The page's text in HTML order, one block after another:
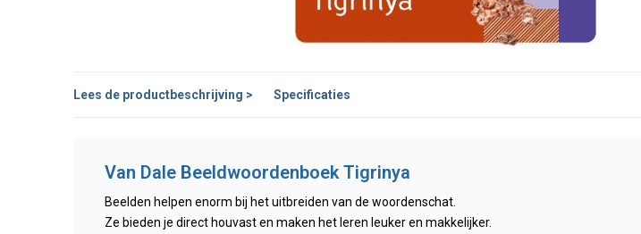
Lees de productbeschrijving > Specificaties
Van Dale Beeldwoordenboek Tigrinya
Beelden helpen enorm bij het uitbreiden van de woordenschat.
Ze bieden je direct houvast en maken het leren leuker en makkelijker.